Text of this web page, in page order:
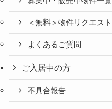
＜無料＞物件リクエスト
よくあるご質問
ご入居中の方
不具合報告